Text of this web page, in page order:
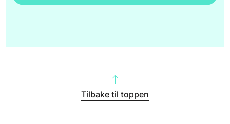
Tilbake til toppen